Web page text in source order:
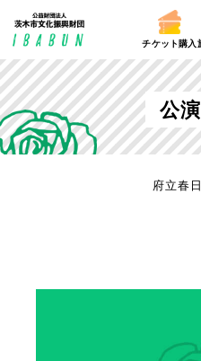
チケット購入
公
府立春